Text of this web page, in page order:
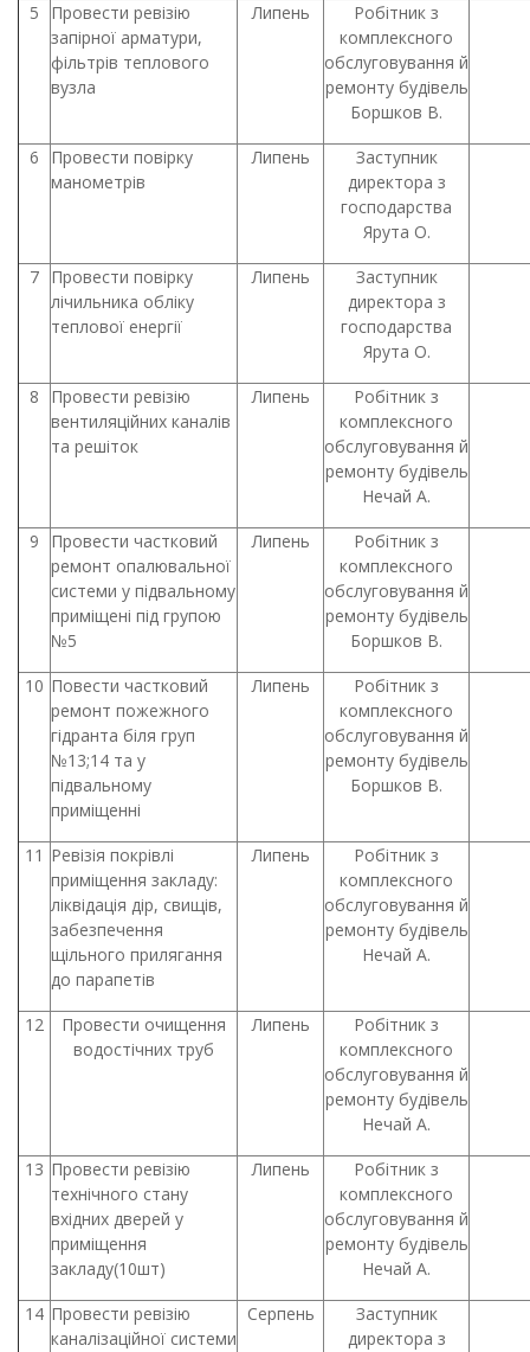
5
Провести ревізію
запірної арматури,
фільтрів теплового
вузла
Липень
Робітник з
комплексного
обслуговування й
ремонту будівель
Боршков В.
6
Провести повірку
манометрів
Липень
Заступник
директора з
господарства
Ярута О.
7 Провести повірку
лічильника обліку
теплової енергії
Липень
Заступник
директора з
господарства
Ярута О.
8
Провести ревізію
вентиляційних каналів
та решіток
Липень
Робітник з
комплексного
обслуговування й
ремонту будівель
Нечай А.
9
Провести частковий
ремонт опалювальної
системи у підвальному
приміщені під групою
№5
Липень
Робітник з
комплексного
обслуговування й
ремонту будівель
Боршков В.
10 Повести частковий
ремонт пожежного
гідранта біля груп
№13;14 та у
підвальному
приміщенні
Липень
Робітник з
комплексного
обслуговування й
ремонту будівель
Боршков В.
11 Ревізія покрівлі
приміщення закладу:
ліквідація дір, свищів,
забезпечення
щільного прилягання
до парапетів
Липень
Робітник з
комплексного
обслуговування й
ремонту будівель
Нечай А.
12
Провести очищення
водостічних труб
Липень
Робітник з
комплексного
обслуговування й
ремонту будівель
Нечай А.
13 Провести ревізію
технічного стану
вхідних дверей у
приміщення
закладу(10шт)
Липень
Робітник з
комплексного
обслуговування й
ремонту будівель
Нечай А.
14 Провести ревізію
каналізаційної системи
Серпень
Заступник
директора з